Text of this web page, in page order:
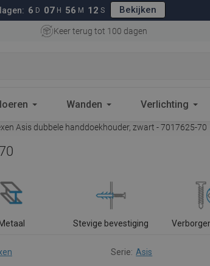
6 D 07 H 56 M 11 S Bekijken
Keer terug tot 100 dagen
Wanden Verlichting
Asis dubbele handdoekhouder, zwart - 7017625-70
Metaal Stevige bevestiging
Serie: Asis